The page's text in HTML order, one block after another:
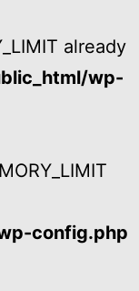
already
wp-
config.php